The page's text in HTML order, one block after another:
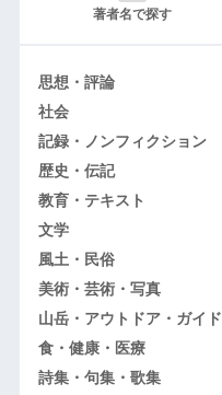
著者名で探す
思想・評論
社会
記録・ノンフィクション
歴史・伝記
教育・テキスト
文学
風土・民俗
美術・芸術・写真
山岳・アウトドア・ガイド
食・健康・医療
詩集・句集・歌集